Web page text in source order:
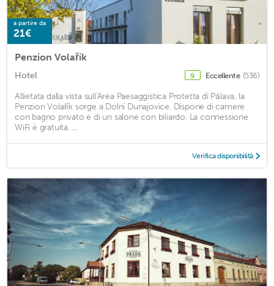
a partire da
21€
Penzion Volařík
Hotel 9 Eccellente (536)
Allietata dalla vista sull'Area Paesaggistica Protetta di Pálava, la
Penzion Volařík sorge a Dolní Dunajovice. Dispone di camere
con bagno privato e di un salone con biliardo. La connessione
WiFi è gratuita. ...
Verifica disponibilità